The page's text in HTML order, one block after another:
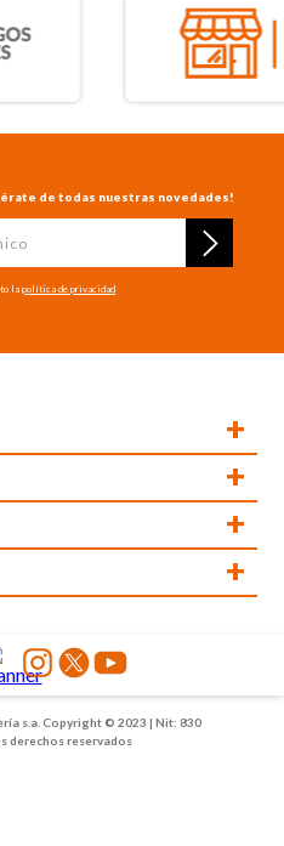
de todas nuestras novedades!
lapolítica de privacidad
+
+
+
+
s.a. Copyright © 2023 | Nit: 830
derechos reservados